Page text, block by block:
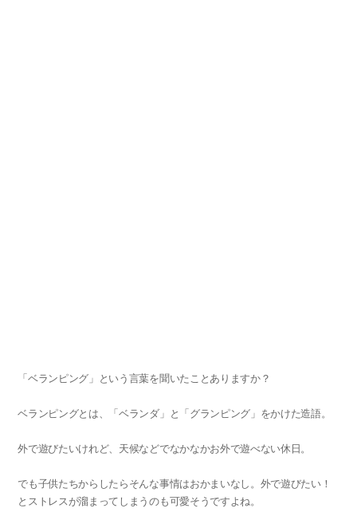
「ベランピング」という言葉を聞いたことありますか？
ベランピングとは、「ベランダ」と「グランピング」をかけた造語。
外で遊びたいけれど、天候などでなかなかお外で遊べない休日。
でも子供たちからしたらそんな事情はおかまいなし。外で遊びたい！
とストレスが溜まってしまうのも可愛そうですよね。